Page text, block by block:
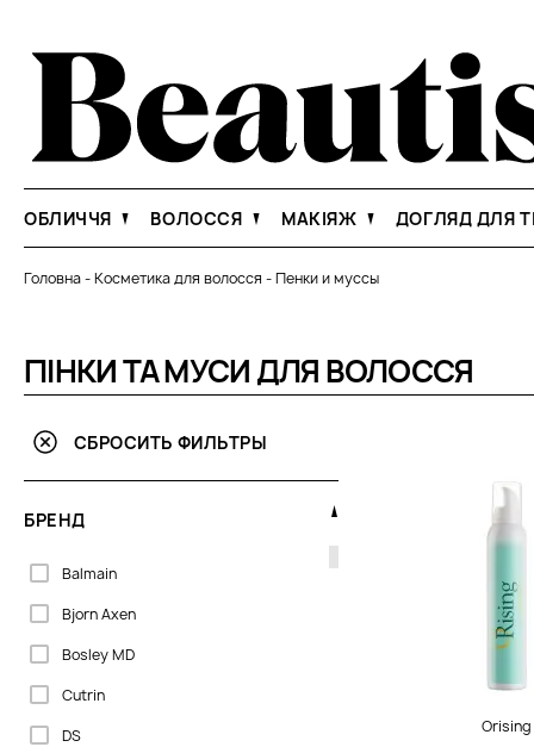
ОБЛИЧЧЯ ВОЛОССЯ МАКІЯЖ ДОГЛЯД ДЛЯ
Головна-Косметика для волосся -Пенки и муссы
ПІНКИ ТА МУСИ ДЛЯ ВОЛОССЯ
СБРОСИТЬ ФИЛЬТРЫ
БРЕНД
Balmain
Bjorn Axen
Bosley MD
Cutrin
DS
Orising